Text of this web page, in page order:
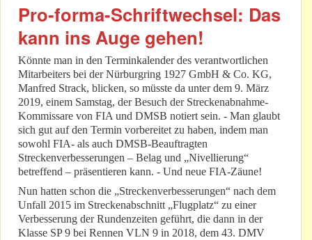
Pro-forma-Schriftwechsel: Das
kann ins Auge gehen!
Könnte man in den Terminkalender des verantwortlichen
Mitarbeiters bei der Nürburgring 1927 GmbH & Co. KG,
Manfred Strack, blicken, so müsste da unter dem 9. März
2019, einem Samstag, der Besuch der Streckenabnahme-
Kommissare von FIA und DMSB notiert sein. - Man glaubt
sich gut auf den Termin vorbereitet zu haben, indem man
sowohl FIA- als auch DMSB-Beauftragten
Streckenverbesserungen – Belag und „Nivellierung“
betreffend – präsentieren kann. - Und neue FIA-Zäune!
Nun hatten schon die „Streckenverbesserungen“ nach dem
Unfall 2015 im Streckenabschnitt „Flugplatz“ zu einer
Verbesserung der Rundenzeiten geführt, die dann in der
Klasse SP 9 bei Rennen VLN 9 in 2018, dem 43. DMV